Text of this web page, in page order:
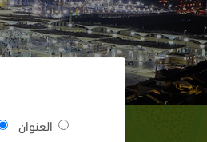
العنوان